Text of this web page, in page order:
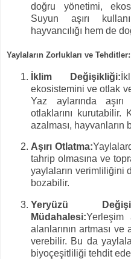
doğru yönetimi,
Suyun aşırı
hayvancılığı hem de
Yaylaların Zorlukları ve Tehditler:
İklim Değişikliği:
ekosistemini ve otlak
Yaz aylarında
otlaklarını kurutabilir.
azalması, hayvanların
Aşırı Otlatma:
tahrip olmasına ve
yaylaların verimliliğini
bozabilir.
Yeryüzü
Müdahalesi:Yerleşim
alanlarının artması
verebilir. Bu da
biyoçeşitliliği tehdit